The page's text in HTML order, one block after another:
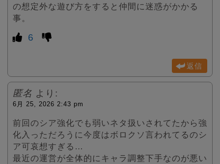
の想定外な遊び方をすると仲間に迷惑がかかる
事。
6
返信
匿名 より:
6月 25, 2026 2:43 pm
前回のシア強化でも弱いネタ扱いされてたから強
化入っただろうに今度はボロクソ言われてるのシ
ア可哀想すぎる…
最近の運営が全体的にキャラ調整下手なのが悪い